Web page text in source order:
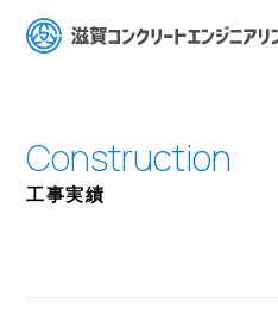
工事実績